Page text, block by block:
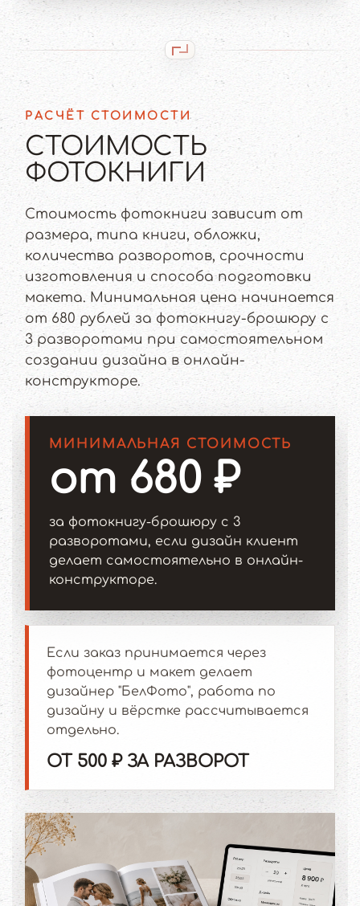
РАСЧЁТ СТОИМОСТИ
СТОИМОСТЬ
ФОТОКНИГИ
Стоимость фотокниги зависит от
размера, типа книги, обложки,
количества разворотов, срочности
изготовления и способа подготовки
макета. Минимальная цена начинается
от 680 рублей за фотокнигу-брошюру с
3 разворотами при самостоятельном
создании дизайна в онлайн-
конструкторе.
МИНИМАЛЬНАЯ СТОИМОСТЬ
от 680 ₽
за фотокнигу-брошюру с 3
разворотами, если дизайн клиент
делает самостоятельно в онлайн-
конструкторе.
Если заказ принимается через
фотоцентр и макет делает
дизайнер "БелФото", работа по
дизайну и вёрстке рассчитывается
отдельно.
ОТ 500 ₽ ЗА РАЗВОРОТ